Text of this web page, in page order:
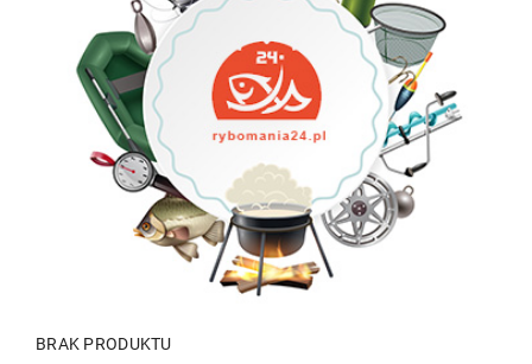
BRAK PRODUKTU